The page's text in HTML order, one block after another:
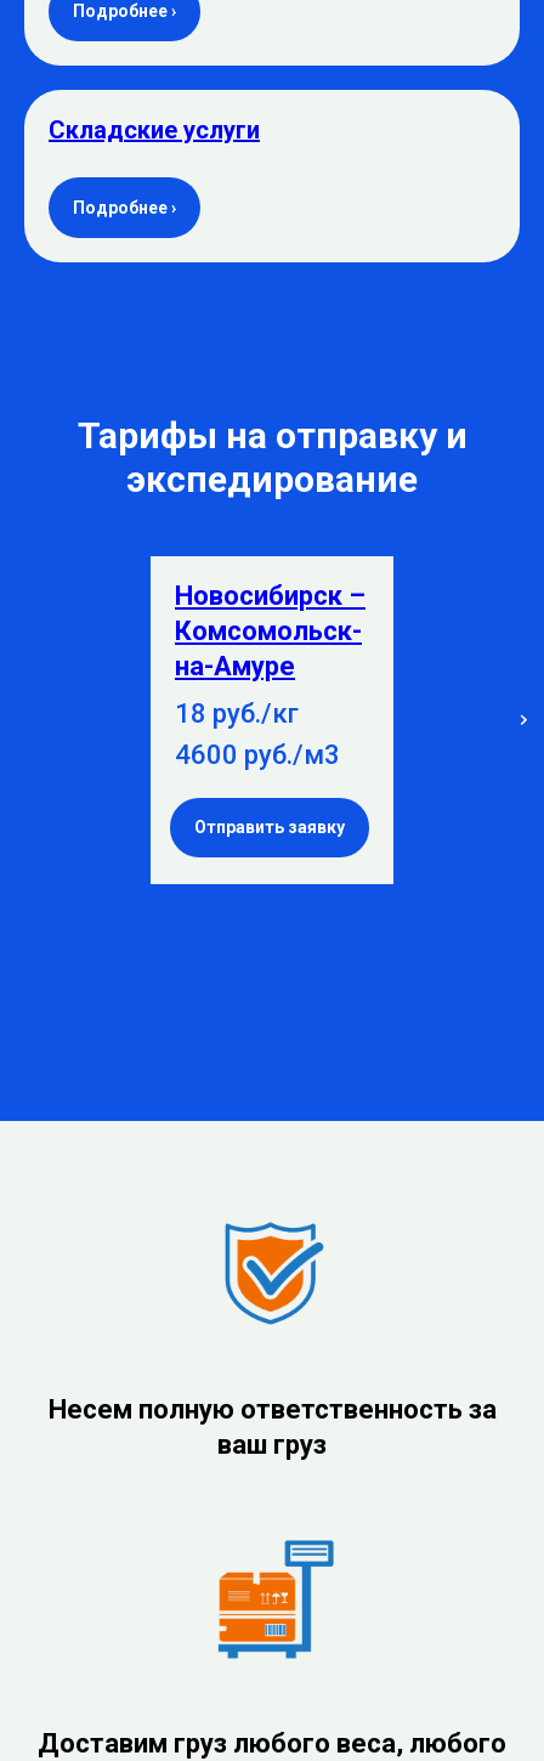
Подробнее ›
Складские услуги
Подробнее ›
Тарифы на отправку и
экспедирование
Новосибирск –
Комсомольск-
на-Амуре
18 руб./кг
4600 руб./м3
Отправить заявку
Несем полную ответственность за
ваш груз
Доставим груз любого веса, любого